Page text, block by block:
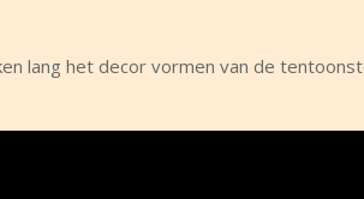
lang het decor vormen van de